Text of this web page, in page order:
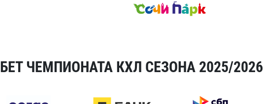
ЧЕМПИОНАТА КХЛ СЕЗОНА 2025/2026